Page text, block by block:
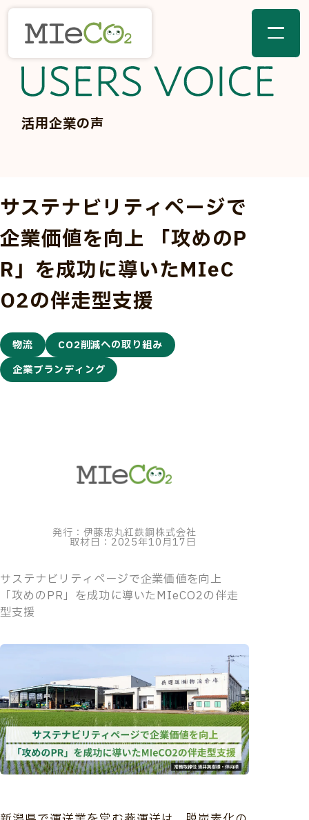
活用企業の声
サステナビリティページで
企業価値を向上 「攻めのP
R」を成功に導いたMIeC
O2の伴走型支援
物流
CO2削減への取り組み
企業ブランディング
発行：伊藤忠丸紅鉄鋼株式会社
取材日：2025年10月17日
サステナビリティページで企業価値を向上
「攻めのPR」を成功に導いたMIeCO2の伴走
型支援